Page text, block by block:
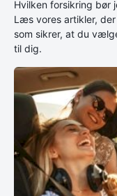
Hvilken forsikring bør
Læs vores artikler,
som sikrer, at du
til dig.